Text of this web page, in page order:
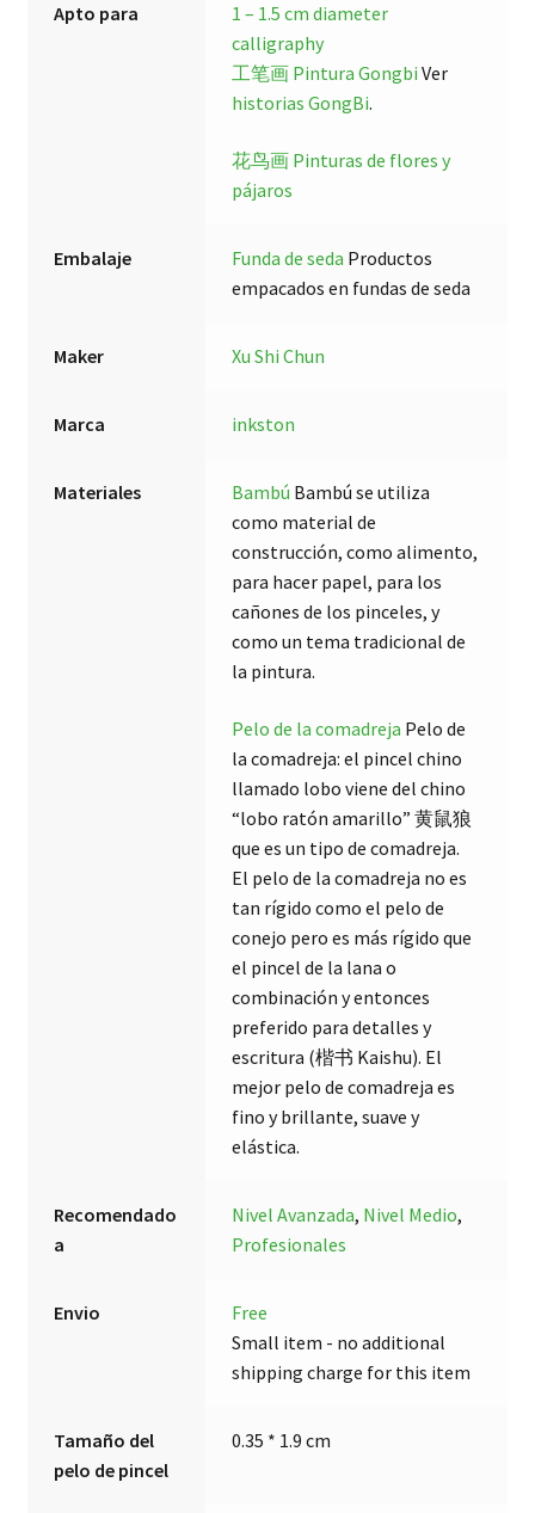
Apto para
1 – 1.5 cm diameter
calligraphy
工笔画 Pintura Gongbi Ver
historias GongBi.
花鸟画 Pinturas de flores y
pájaros
Embalaje Funda de seda Productos
empacados en fundas de seda
Maker Xu Shi Chun
Marca inkston
Materiales Bambú Bambú se utiliza
como material de
construcción, como alimento,
para hacer papel, para los
cañones de los pinceles, y
como un tema tradicional de
la pintura.
Pelo de la comadreja Pelo de
la comadreja: el pincel chino
llamado lobo viene del chino
“lobo ratón amarillo” 黄鼠狼
que es un tipo de comadreja.
El pelo de la comadreja no es
tan rígido como el pelo de
conejo pero es más rígido que
el pincel de la lana o
combinación y entonces
preferido para detalles y
escritura (楷书 Kaishu). El
mejor pelo de comadreja es
fino y brillante, suave y
elástica.
Recomendado
a
Nivel Avanzada, Nivel Medio,
Profesionales
Envio
Free
Small item - no additional
shipping charge for this item
Tamaño del
pelo de pincel
0.35 * 1.9 cm